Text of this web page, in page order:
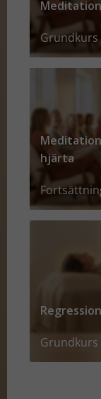
Grundkurs
hjärta
Regression
Grundkurs